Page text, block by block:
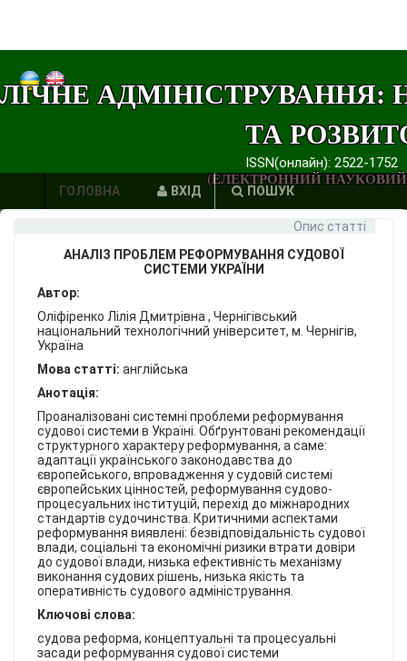
АДМІНІСТРУВАННЯ:
ТА
(ЕЛЕКТРОННИЙ
ISSN(онлайн): 2522-1752
ГОЛОВНА
ПУБЛІКАЦІЙ
ПОСИЛАННЯ
КОНТАКТИ
ВХІД ПОШУК
Опис статті
АНАЛІЗ ПРОБЛЕМ РЕФОРМУВАННЯ СУДОВОЇ
СИСТЕМИ УКРАЇНИ
Автор:
Оліфіренко Лілія Дмитрівна , Чернігівський
національний технологічний університет, м. Чернігів,
Україна
Мова статті: англійська
Анотація:
Проаналізовані системні проблеми реформування
судової системи в Україні. Обґрунтовані рекомендації
структурного характеру реформування, а саме:
адаптації українського законодавства до
європейського, впровадження у судовій системі
європейських цінностей, реформування судово-
процесуальних інституцій, перехід до міжнародних
стандартів судочинства. Критичними аспектами
реформування виявлені: безвідповідальність судової
влади, соціальні та економічні ризики втрати довіри
до судової влади, низька ефективність механізму
виконання судових рішень, низька якість та
оперативність судового адміністрування.
Ключові слова:
судова реформа, концептуальні та процесуальні
засади реформування судової системи